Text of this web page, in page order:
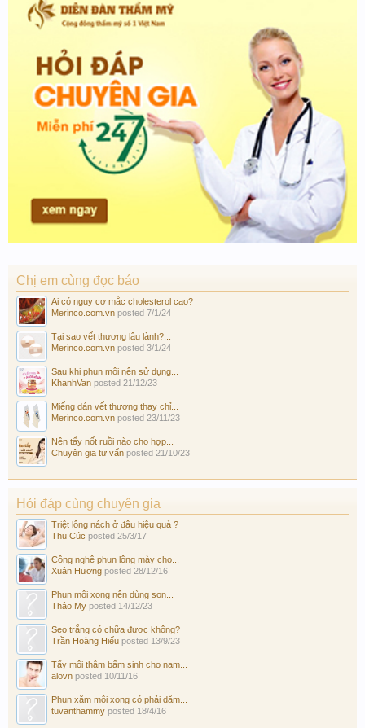
Chị em cùng đọc báo
Ai có nguy cơ mắc cholesterol cao?
Merinco.com.vn posted 7/1/24
Tại sao vết thương lâu lành?...
Merinco.com.vn posted 3/1/24
Sau khi phun môi nên sử dụng...
KhanhVan posted 21/12/23
Miếng dán vết thương thay chỉ...
Merinco.com.vn posted 23/11/23
Nên tẩy nốt ruồi nào cho hợp...
Chuyên gia tư vấn posted 21/10/23
Hỏi đáp cùng chuyên gia
Triệt lông nách ở đâu hiệu quả ?
Thu Cúc posted 25/3/17
Công nghệ phun lông mày cho...
Xuân Hương posted 28/12/16
Phun môi xong nên dùng son...
Thảo My posted 14/12/23
Sẹo trắng có chữa được không?
Trần Hoàng Hiếu posted 13/9/23
Tẩy môi thâm bẩm sinh cho nam...
alovn posted 10/11/16
Phun xăm môi xong có phải dặm...
tuvanthammy posted 18/4/16